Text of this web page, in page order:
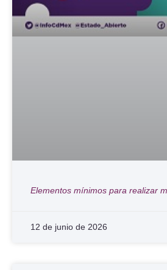
Elementos mínimos para realizar
12 de junio de 2026